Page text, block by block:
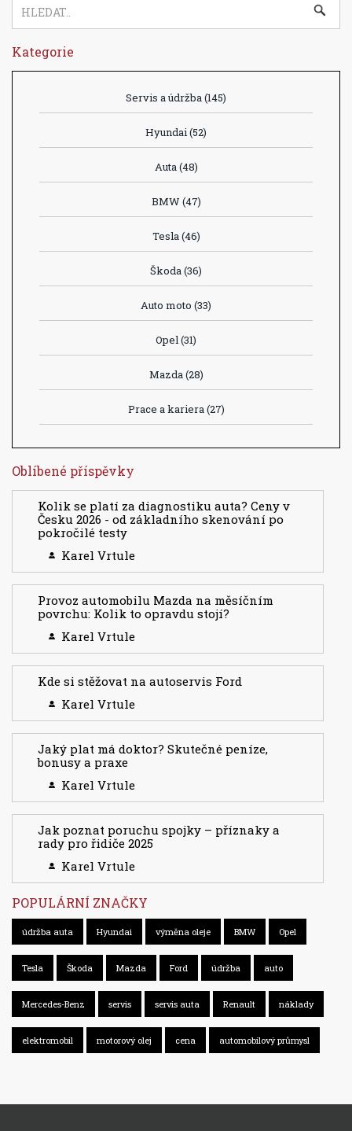
Kategorie
Servis a údržba(145)
Hyundai(52)
Auta(48)
BMW (47)
Tesla(46)
Škoda(36)
Auto moto (33)
Opel(31)
Mazda(28)
Prace a kariera(27)
Oblíbené příspěvky
Kolik se platí za diagnostiku auta? Ceny v
Česku 2026 - od základního skenování po
pokročilé testy
Karel Vrtule
Provoz automobilu Mazda na měsíčním
povrchu: Kolik to opravdu stojí?
Karel Vrtule
Kde si stěžovat na autoservis Ford
Karel Vrtule
Jaký plat má doktor? Skutečné peníze,
bonusy a praxe
Karel Vrtule
Jak poznat poruchu spojky – příznaky a
rady pro řidiče 2025
Karel Vrtule
POPULÁRNÍ ZNAČKY
údržba auta Hyundai výměna oleje BMW Opel
Tesla Škoda Mazda Ford údržba auto
Mercedes-Benz servis servis auta Renault náklady
elektromobil motorový olej cena automobilový průmysl